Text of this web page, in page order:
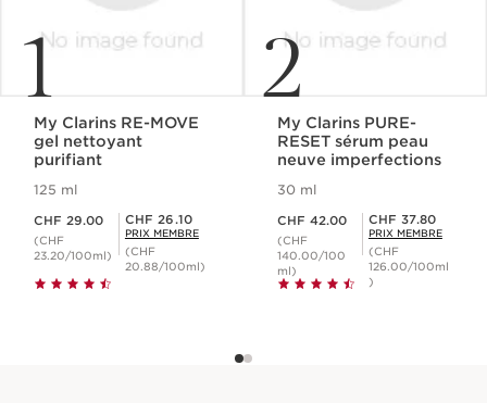
1
My Clarins RE-MOVE
gel nettoyant
purifiant
125 ml
CHF 29.00
(CHF
23.20/100ml)
Prix Sérénité CHF 26.10
CHF 26.10
PRIX MEMBRE
(CHF
20.88/100ml)
2
My Clarins PURE-
RESET sérum peau
neuve imperfections
30 ml
CHF 42.00
(CHF
140.00/100
ml)
Prix Sérénité CHF 37.80
CHF 37.80
PRIX MEMBRE
(CHF
126.00/100ml
)